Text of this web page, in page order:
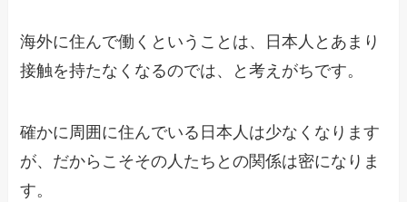
海外に住んで働くということは、日本人とあまり
接触を持たなくなるのでは、と考えがちです。
確かに周囲に住んでいる日本人は少なくなります
が、だからこそその人たちとの関係は密になりま
す。